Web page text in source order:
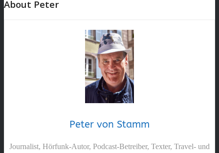
About Peter
Peter von Stamm
Journalist, Hörfunk-Autor, Podcast-Betreiber, Texter, Travel- und